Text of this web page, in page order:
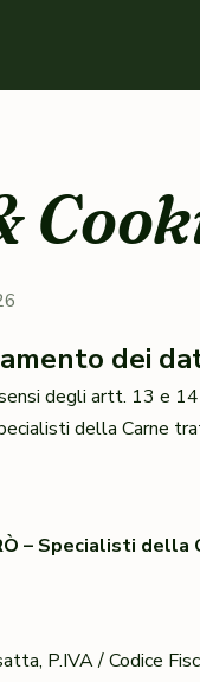
dei
degli artt. 13 e
della Carne
– Specialisti della
P.IVA / Codice